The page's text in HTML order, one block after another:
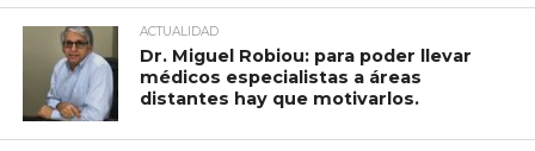
ACTUALIDAD
Dr. Miguel Robiou: para poder llevar
médicos especialistas a áreas
distantes hay que motivarlos.